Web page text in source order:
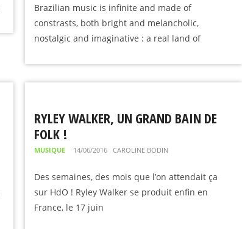
Brazilian music is infinite and made of
constrasts, both bright and melancholic,
nostalgic and imaginative : a real land of
RYLEY WALKER, UN GRAND BAIN DE
FOLK !
MUSIQUE 14/06/2016 CAROLINE BODIN
Des semaines, des mois que l’on attendait ça
sur HdO ! Ryley Walker se produit enfin en
France, le 17 juin